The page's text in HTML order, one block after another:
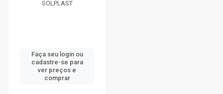
SOLPLAST
Faça seu login ou
cadastre-se para
ver preços e
comprar